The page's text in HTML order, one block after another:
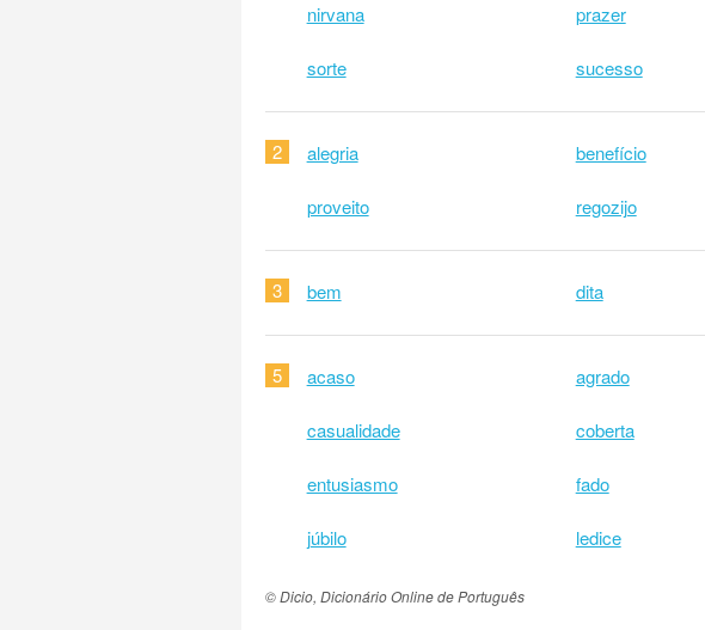
nirvana prazer
sorte sucesso
2 alegria benefício
proveito regozijo
3 bem dita
5 acaso agrado
casualidade coberta
entusiasmo fado
júbilo ledice
© Dicio, Dicionário Online de Português